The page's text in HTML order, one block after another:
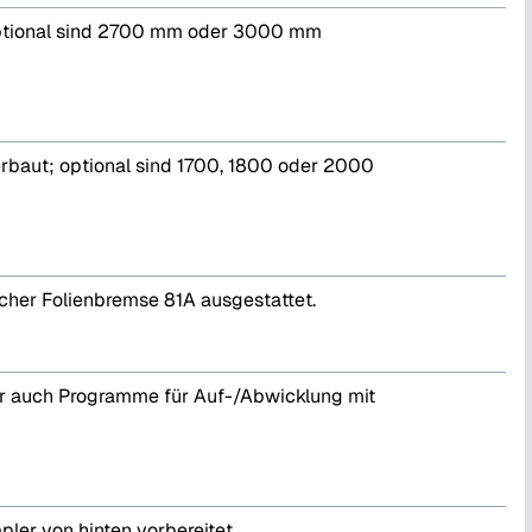
sind 2700 mm oder 3000 mm
optional sind 1700, 1800 oder 2000
Folienbremse 81A ausgestattet.
auch Programme für Auf-/Abwicklung mit